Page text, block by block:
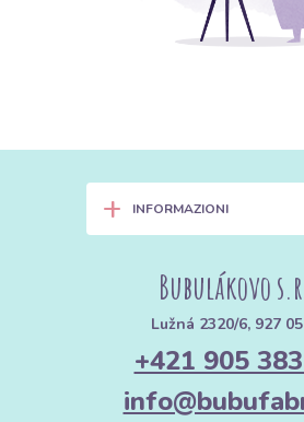
+ INFORMAZIONI
Bubulákovo
Lužná 2320/6, 927
+421 905